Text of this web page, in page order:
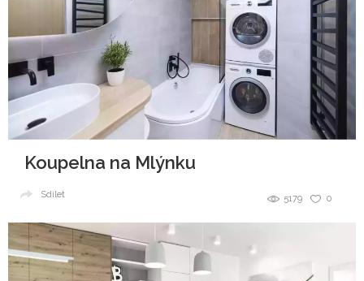
Koupelna na Mlýnku
0
5179
Sdílet